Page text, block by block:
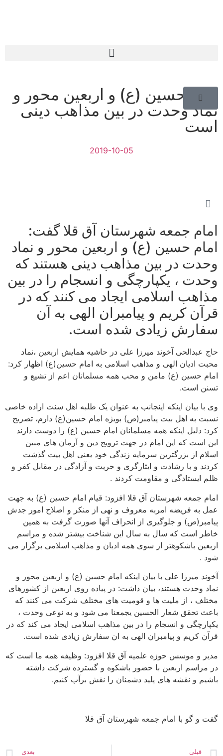
امام حسین (ع) و اربعین محور و
نماد وحدت در بین مذاهب دینی
است
2019-10-05
امام جمعه شهرستان آق قلا گفت:
امام حسین (ع) و اربعین محور و نماد
وحدت در بین مذاهب دینی هستند که
وحدت ، یکپارچگی و انسجام را در بین
مذاهب اسلامی ایجاد می کنند که در
قرآن کریم و پیامبران الهی به آن
سفارش زیادی شده است.
حاج عبدالحی آخوند میرزا علی در حاشیه همایش اربعین ،نماد
محبت ادیان الهی و مذاهب اسلامی به امام حسین(ع) اظهار کرد:
امام حسین (ع) مامن و محب همه مسلمانان اعم از تشیع و
تسنن است.
وی با بیان اینکه اینجانب به عنوان یک طلبه اهل سنت اراده خاصی
نسبت به اهل بیت پیامبر(ص) بویژه امام حسین(ع) دارم، تصریح
کرد: دلیل اینکه همه مسلمانان امام حسین (ع) را دوست دارند
این است که این امام در جهت ترویج دین و آرمان های مبین
اسلام از بزرگترین سرمایه زندگی خود یعنی اهل بیت گذشت
کردند و با رشادت و ایثارگری و حریت و آزادگی در مقابل کفر و
ظلم ایستادگی و مقاومت کردند .
امام جمعه شهرستان آق قلا افزود: قیام امام حسین (ع) به جهت
عمل به فریضه امربه معروف و نهی از منکر و اصلاح امور جدش
پیامبر(ص) و جلوگیری از انحراف آنها صورت گرفت به همین
خاطر است که سال به سال این شناخت بیشتر شده و مراسم
اربعین باشکوهتر از سوی همه ادیان و مذاهب اسلامی برگزار می
شود .
آخوند میرزا علی با بیان اینکه امام حسین (ع) و اربعین محور و
نماد وحدت هستند، بیان داشت: در پیاده روی اربعین از کشورهای
مختلف ، از ملیت ها و قومیت های مختلف شرکت می کنند که
باعث تحقق شعار الحسین یجمعنا می شود و به نوعی وحدت ،
یکپارچگی و انسجام را در بین مذاهب اسلامی ایجاد می کند که در
قرآن کریم و پیامبران الهی به ان سفارش زیادی شده است.
مدیر و موسس حوزه علمیه آق قلا افزود: وظیفه همه ما است که
در مراسم اربعین با حضور باشکوه و گسترده شرکت داشته
باشیم و نقشه های پلید دشمنان را نقش برآب کنیم.
گفت و گو با امام جمعه شهرستان آق قلا
قبلی بعدی